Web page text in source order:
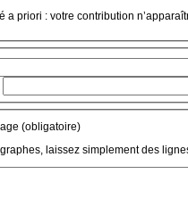
a priori : votre contribution
(obligatoire)
laissez simplement des